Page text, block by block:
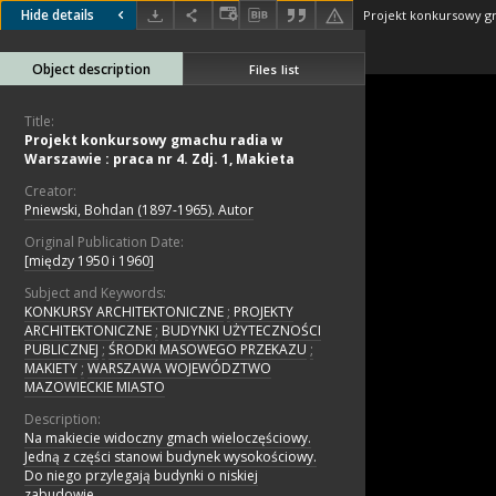
Hide details
Object description Files list
Title:
Projekt konkursowy gmachu radia w
Warszawie : praca nr 4. Zdj. 1, Makieta
Creator:
Pniewski, Bohdan (1897-1965). Autor
Original Publication Date:
[między 1950 i 1960]
Subject and Keywords:
KONKURSY ARCHITEKTONICZNE ; PROJEKTY
ARCHITEKTONICZNE ; BUDYNKI UŻYTECZNOŚCI
PUBLICZNEJ ; ŚRODKI MASOWEGO PRZEKAZU ;
MAKIETY ; WARSZAWA WOJEWÓDZTWO
MAZOWIECKIE MIASTO
Description:
Na makiecie widoczny gmach wieloczęściowy.
Jedną z części stanowi budynek wysokościowy.
Do niego przylegają budynki o niskiej